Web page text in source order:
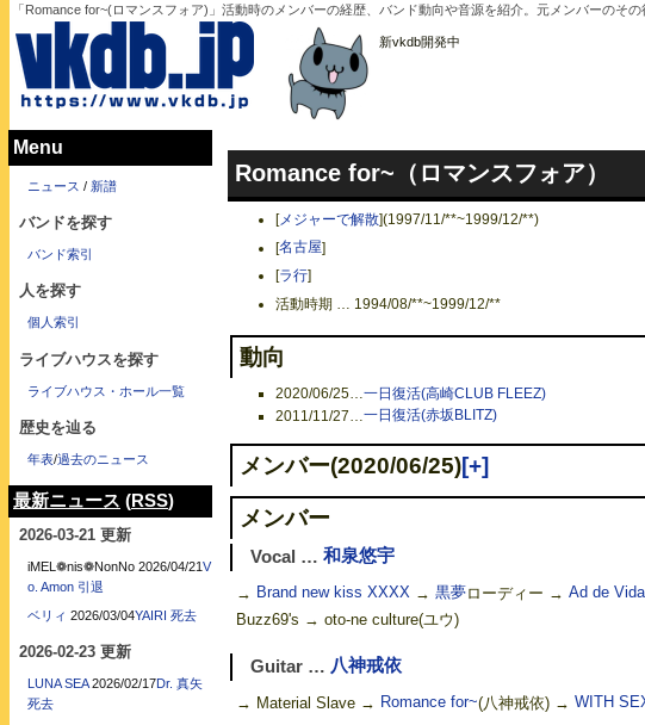
「Romance for~(ロマンスフォア)」活動時のメンバーの経歴、バンド動向や音源を紹介。元メンバーのその
新vkdb開発中
Romance for~（ロマンスフォア）
[メジャーで解散](1997/11/**~1999/12/**)
[名古屋]
[ラ行]
活動時期 … 1994/08/**~1999/12/**
動向
2020/06/25…一日復活(高崎CLUB FLEEZ)
2011/11/27
一日復活(赤坂BLITZ)
メンバー(2020/06/25)[+]
メンバー
Vocal … 和泉悠宇
→ Brand new kiss XXXX→ 黒夢ローディー → Ad de
Buzz69's → oto-ne culture(ユウ)
Guitar … 八神戒依
→ Material Slave → Romance for~(八神戒依) → WITH
Menu
ニュース / 新譜
バンドを探す
バンド索引
人を探す
個人索引
ライブハウスを探す
ライブハウス・ホール一覧
歴史を辿る
年表/過去のニュース
最新ニュース (RSS)
2026-03-21 更新
iMEL❁nis❁NonNo 2026/04/21 V
o. Amon 引退
ベリィ 2026/03/04YAIRI 死去
2026-02-23 更新
LUNA SEA 2026/02/17Dr. 真矢
死去